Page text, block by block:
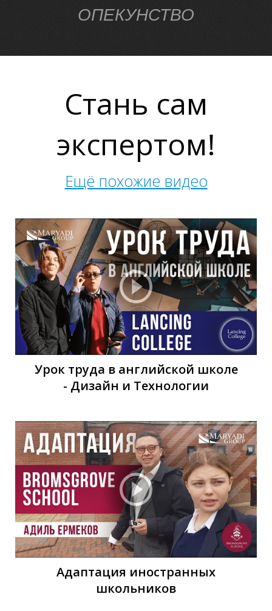
С
Я
ОПЕКУНСТВО
Стань сам
экспертом!
Ещё похожие видео
Урок труда в английской школе
- Дизайн и Технологии
Адаптация иностранных
школьников